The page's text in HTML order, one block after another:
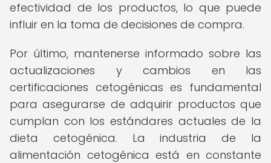
efectividad de los productos, lo que puede
influir en la toma de decisiones de compra.
Por último, mantenerse informado sobre las
actualizaciones y cambios en las
certificaciones cetogénicas es fundamental
para asegurarse de adquirir productos que
cumplan con los estándares actuales de la
dieta cetogénica. La industria de la
alimentación cetogénica está en constante